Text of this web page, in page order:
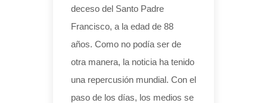
deceso del Santo Padre
Francisco, a la edad de 88
años. Como no podía ser de
otra manera, la noticia ha tenido
una repercusión mundial. Con el
paso de los días, los medios se